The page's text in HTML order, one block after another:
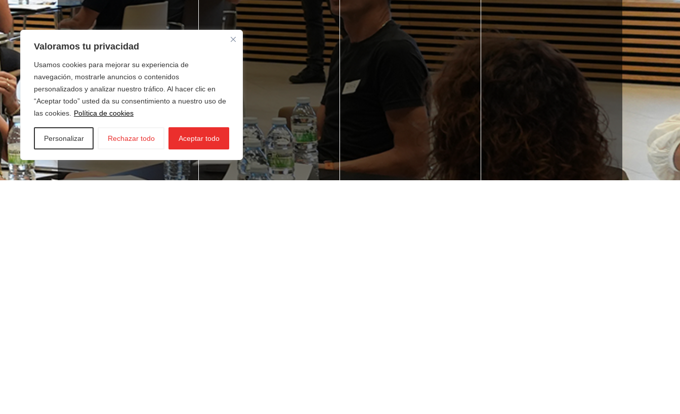
Valoramos tu privacidad
Usamos cookies para mejorar su experiencia de
navegación, mostrarle anuncios o contenidos
personalizados y analizar nuestro tráfico. Al hacer clic en
“Aceptar todo” usted da su consentimiento a nuestro uso de
las cookies.
Política de cookies
Personalizar Rechazar todo Aceptar todo